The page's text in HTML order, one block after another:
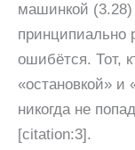
машинкой
принципиально
ошибётся. Тот,
«остановкой» и
никогда не
[citation:3].